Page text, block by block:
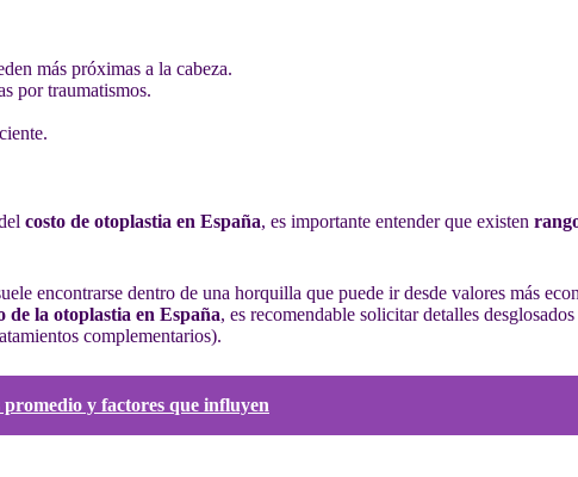
más próximas a la cabeza.
por traumatismos.
costo de otoplastia en España, es importante entender que existen
encontrarse dentro de una horquilla que puede ir desde valores más
de la otoplastia en España, es recomendable solicitar detalles
complementarios).
y factores que influyen